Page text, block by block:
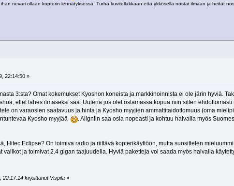
nevari ollaan kopterin lennätyksessä. Turha kuvitellakkaan että ykkösellä nostat ilmaan ja heität
22:14:50 »
3:sta? Omat kokemukset Kyoshon koneista ja markkinoinnista ei ole järin hyviä.
ellet lähes ilmaseksi saa. Uutena jos olet ostamassa kopua niin sitten
on varaosien saatavuus ja hinta ja Kyosho myyjien ammattitaidottomuus (oma
Kyosho myyjää
. Aligniin saa osia nopeasti ja kohtuu halvalla myös
Hitec Eclipse? On toimiva radio ja riittävä kopterikäyttöön, mutta suosittelen
valikot ja toimivat 2.4 gigan taajuudella. Hyviä paketteja voi saada myös halvalla
22:17:14 kirjoittanut Vispilä»